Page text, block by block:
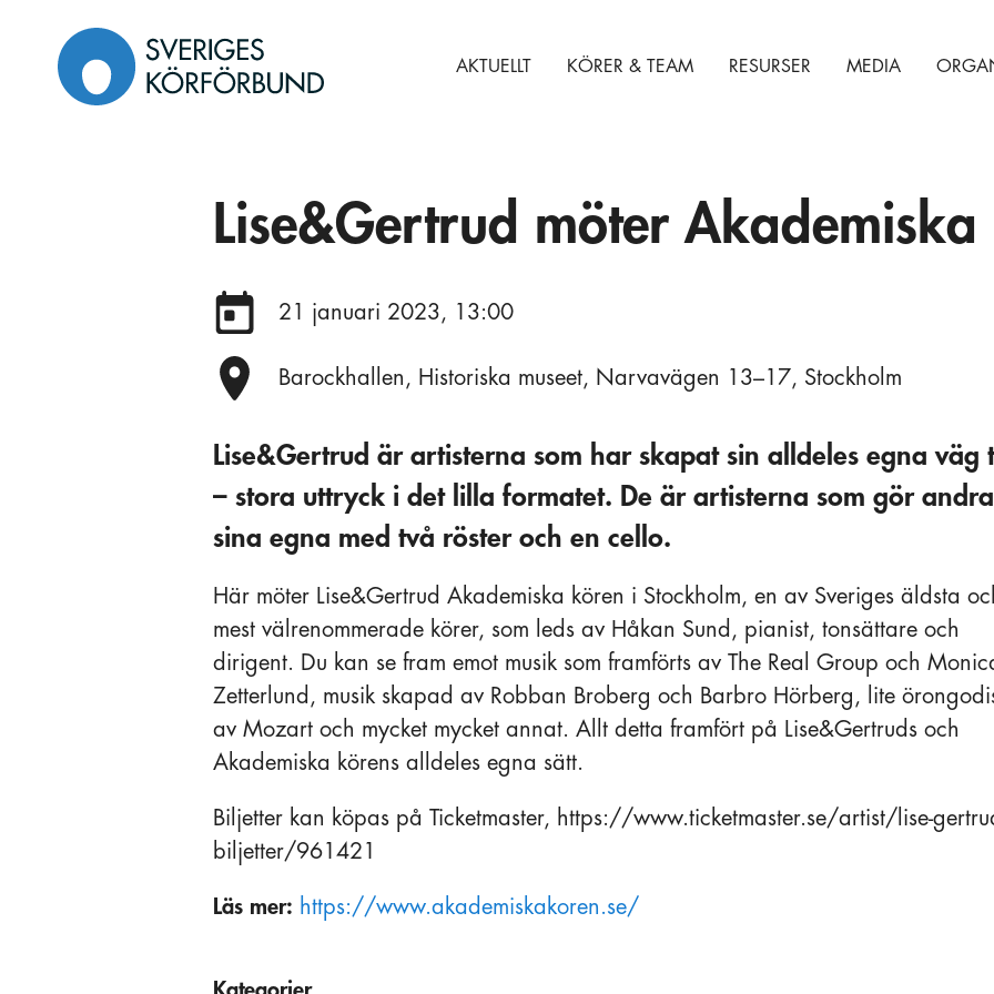
innehåll
AKTUELLT KÖRER & TEAM RESURSER MEDIA
Lise&Gertrud möter Akademiska
Datum:
21 januari 2023, 13:00
Plats:
Barockhallen, Historiska museet, Narvavägen 13–17, Stockholm
Lise&Gertrud är artisterna som har skapat sin alldeles egna väg
– stora uttryck i det lilla formatet. De är artisterna som gör
sina egna med två röster och en cello.
Här möter Lise&Gertrud Akademiska kören i Stockholm, en av Sveriges äldsta
mest välrenommerade körer, som leds av Håkan Sund, pianist, tonsättare och
dirigent. Du kan se fram emot musik som framförts av The Real Group och
Zetterlund, musik skapad av Robban Broberg och Barbro Hörberg, lite
av Mozart och mycket mycket annat. Allt detta framfört på Lise&Gertruds och
Akademiska körens alldeles egna sätt.
Biljetter kan köpas på Ticketmaster, https://www.ticketmaster.se/artist/lise-
biljetter/961421
Läs mer: https://www.akademiskakoren.se/